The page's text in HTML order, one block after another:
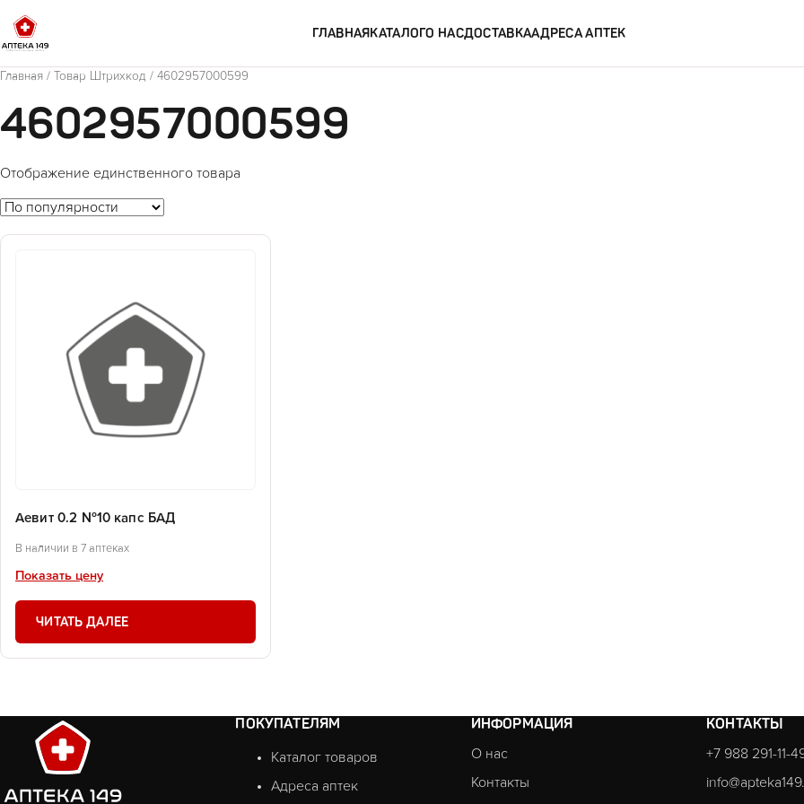
ГЛАВНАЯКАТАЛОГО НАСДОСТАВКААДРЕСА АПТЕК
Главная / Товар Штрихкод / 4602957000599
4602957000599
Отображение единственного товара
Аевит 0.2 №10 капс БАД
В наличии в 7 аптеках
Показать цену
ЧИТАТЬ ДАЛЕЕ
ПОКУПАТЕЛЯМ
Каталог товаров
Адреса аптек
ИНФОРМАЦИЯ
О нас
Контакты
КОНТАКТЫ
+7 988 291-11-